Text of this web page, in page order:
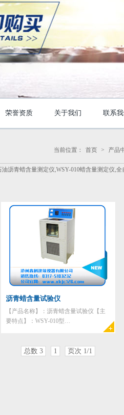
荣誉资质 关于我们 联系我
当前位置： 首页 > 产品
沥青蜡含量测定仪,WSY-010蜡含量测定仪,
沥青蜡含量试验仪
【产品名称】：沥青蜡含量试验仪【主
要特点】：WSY-010型…
总数 3 1 页次 1/1